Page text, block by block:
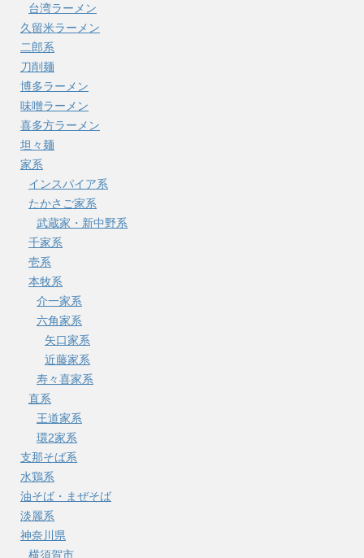
台湾ラーメン
久留米ラーメン
二郎系
刀削麺
博多ラーメン
味噌ラーメン
喜多方ラーメン
坦々麺
家系
インスパイア系
たかさご家系
武蔵家・新中野系
千家系
壱系
本牧系
介一家系
六角家系
矢口家系
近藤家系
寿々喜家系
直系
王道家系
環2家系
支那そば系
水鶏系
油そば・まぜそば
淡麗系
神奈川県
横須賀市